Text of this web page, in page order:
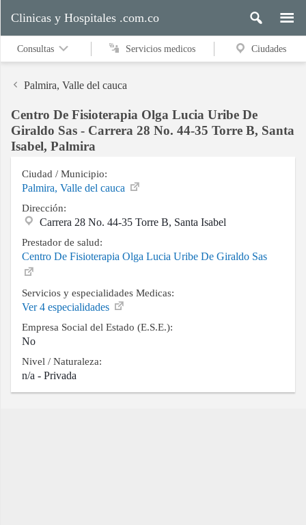
Servicios
medicos
Ciudades
Buscar
Contacto
Clinicas y Hospitales .com.co
Consultas Servicios medicos Ciudades
Palmira, Valle del cauca
Centro De Fisioterapia Olga Lucia Uribe De
Giraldo Sas - Carrera 28 No. 44-35 Torre B, Santa
Isabel, Palmira
Ciudad / Municipio:
Palmira, Valle del cauca
Dirección:
Carrera 28 No. 44-35 Torre B, Santa Isabel
Prestador de salud:
Centro De Fisioterapia Olga Lucia Uribe De Giraldo Sas
Servicios y especialidades Medicas:
Ver 4 especialidades
Empresa Social del Estado (E.S.E.):
No
Nivel / Naturaleza:
n/a - Privada